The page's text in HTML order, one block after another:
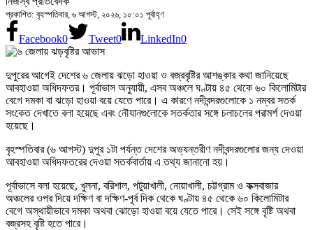
প্রকাশিত: বৃহস্পতিবার, ৬ আগস্ট, ২০২৬, ১০:০১ পূর্বাহ্ণ
Facebook0 Tweet0 LinkedIn0
দুপুরের আগেই দেশের ৬ জেলায় ঝড়ো হাওয়া ও বজ্রবৃষ্টির আশঙ্কার কথা জানিয়েছে
আবহাওয়া অধিদফতর। পূর্বাভাস অনুযায়ী, এসব অঞ্চলে ঘণ্টায় ৪৫ থেকে ৬০ কিলোমিটার
বেগে দমকা বা ঝড়ো হাওয়া বয়ে যেতে পারে। এ কারণে নদীবন্দরগুলোকে ১ নম্বর সতর্ক
সংকেত দেখাতে বলা হয়েছে এবং নৌযানগুলোকে সতর্কতার সঙ্গে চলাচলের পরামর্শ দেওয়া
হয়েছে।
বৃহস্পতিবার (৬ আগস্ট) দুপুর ১টা পর্যন্ত দেশের অভ্যন্তরীণ নদীবন্দরগুলোর জন্য দেওয়া
আবহাওয়া অধিদফতরের দেওয়া সতর্কবার্তায় এ তথ্য জানানো হয়।
পূর্বাভাসে বলা হয়েছে, খুলনা, বরিশাল, পটুয়াখালী, নোয়াখালী, চট্টগ্রাম ও কক্সবাজার
অঞ্চলের ওপর দিয়ে দক্ষিণ বা দক্ষিণ-পূর্ব দিক থেকে ঘণ্টায় ৪৫ থেকে ৬০ কিলোমিটার
বেগে অস্থায়ীভাবে দমকা অথবা ঝোড়ো হাওয়া বয়ে যেতে পারে। সেই সঙ্গে বৃষ্টি অথবা
বজ্রসহ বৃষ্টি হতে পারে।